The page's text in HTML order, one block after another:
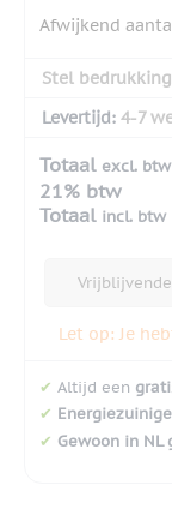
Afwijkend
Stel
Levertijd: 4-7
Totaal excl. btw
21% btw
Totaal incl. btw
Let op: Je
✔ Altijd een
✔
✔ Gewoon in NL